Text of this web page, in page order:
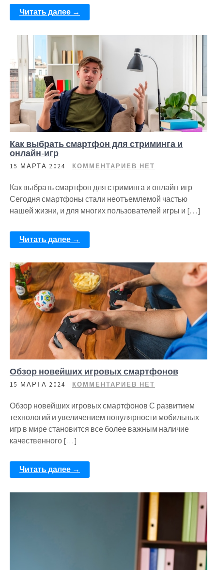
Читать далее →
Как выбрать смартфон для стриминга и
онлайн-игр
15 МАРТА 2024 КОММЕНТАРИЕВ НЕТ
Как выбрать смартфон для стриминга и онлайн-игр
Сегодня смартфоны стали неотъемлемой частью
нашей жизни, и для многих пользователей игры и […]
Читать далее →
Обзор новейших игровых смартфонов
15 МАРТА 2024 КОММЕНТАРИЕВ НЕТ
Обзор новейших игровых смартфонов С развитием
технологий и увеличением популярности мобильных
игр в мире становится все более важным наличие
качественного […]
Читать далее →